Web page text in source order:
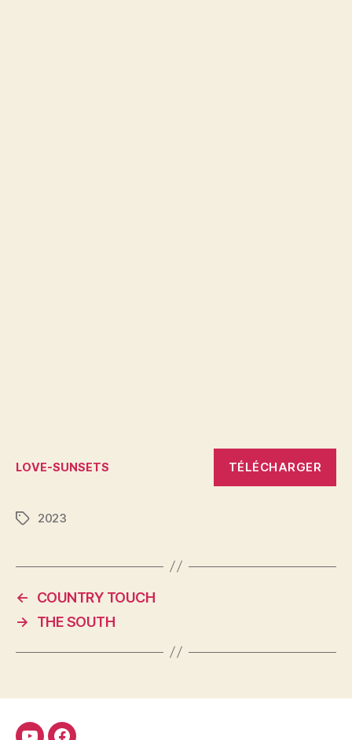
LOVE-SUNSETS TÉLÉCHARGER
Étiquettes
2023
←
COUNTRY TOUCH
→
THE SOUTH